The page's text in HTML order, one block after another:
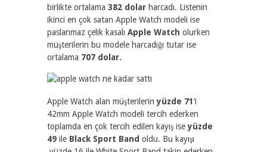
birlikte ortalama 382 dolar harcadı. Listenin
ikinci en çok satan Apple Watch modeli ise
paslanmaz çelik kasalı Apple Watch olurken
müşterilerin bu modele harcadığı tutar ise
ortalama 707 dolar.
Apple Watch alan müşterilerinyüzde 71‘i
42mm Apple Watch modeli tercih ederken
toplamda en çok tercih edilen kayış iseyüzde
49 ile Black Sport Band oldu. Bu kayışı